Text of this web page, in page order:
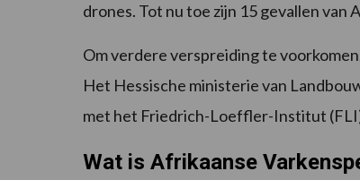
drones. Tot nu toe zijn 15 gevallen van
Om verdere verspreiding te
Het Hessische ministerie van
met het Friedrich-Loeffler-Institut
Wat is Afrikaanse